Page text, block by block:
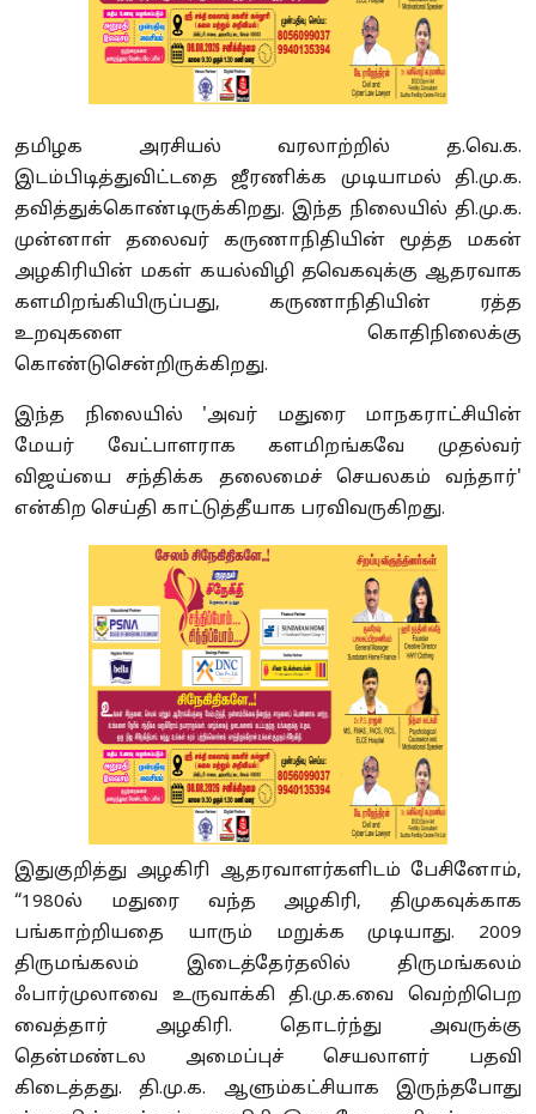
தமிழக அரசியல் வரலாற்றில் த.வெ.க.
இடம்பிடித்துவிட்டதை ஜீரணிக்க முடியாமல் தி.மு.க.
தவித்துக்கொண்டிருக்கிறது. இந்த நிலையில் தி.மு.க.
முன்னாள் தலைவர் கருணாநிதியின் மூத்த மகன்
அழகிரியின் மகள் கயல்விழி தவெகவுக்கு ஆதரவாக
களமிறங்கியிருப்பது, கருணாநிதியின் ரத்த
உறவுகளை கொதிநிலைக்கு
கொண்டுசென்றிருக்கிறது.
இந்த நிலையில் 'அவர் மதுரை மாநகராட்சியின்
மேயர் வேட்பாளராக களமிறங்கவே முதல்வர்
விஜய்யை சந்திக்க தலைமைச் செயலகம் வந்தார்'
என்கிற செய்தி காட்டுத்தீயாக பரவிவருகிறது.
இதுகுறித்து அழகிரி ஆதரவாளர்களிடம் பேசினோம்,
“1980ல் மதுரை வந்த அழகிரி, திமுகவுக்காக
பங்காற்றியதை யாரும் மறுக்க முடியாது. 2009
திருமங்கலம் இடைத்தேர்தலில் திருமங்கலம்
ஃபார்முலாவை உருவாக்கி தி.மு.க.வை வெற்றிபெற
வைத்தார் அழகிரி. தொடர்ந்து அவருக்கு
தென்மண்டல அமைப்புச் செயலாளர் பதவி
கிடைத்தது. தி.மு.க. ஆளும்கட்சியாக இருந்தபோது